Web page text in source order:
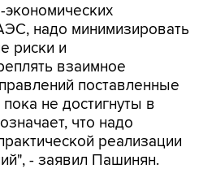
надо минимизировать
риски и
взаимное
поставленные
не достигнуты в
что надо
реализации
- заявил Пашинян.